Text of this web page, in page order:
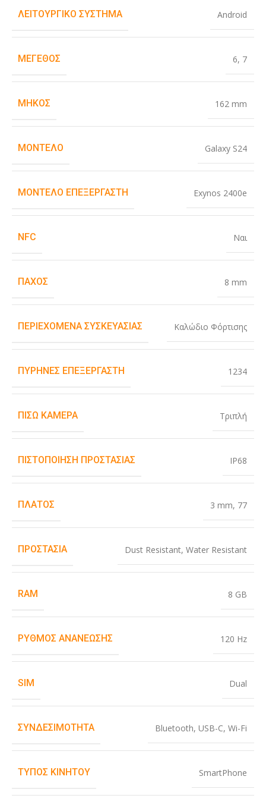
ΛΕΙΤΟΥΡΓΙΚΌ ΣΎΣΤΗΜΑ Android
ΜΈΓΕΘΟΣ 6, 7
ΜΉΚΟΣ 162 mm
ΜΟΝΤΈΛΟ Galaxy S24
ΜΟΝΤΈΛΟ ΕΠΕΞΕΡΓΑΣΤΉ Exynos 2400e
NFC Ναι
ΠΆΧΟΣ 8 mm
ΠΕΡΙΕΧΌΜΕΝΑ ΣΥΣΚΕΥΑΣΊΑΣ Καλώδιο Φόρτισης
ΠΥΡΉΝΕΣ ΕΠΕΞΕΡΓΑΣΤΉ 1234
ΠΊΣΩ ΚΆΜΕΡΑ Τριπλή
ΠΙΣΤΟΠΟΊΗΣΗ ΠΡΟΣΤΑΣΊΑΣ IP68
ΠΛΆΤΟΣ 3 mm, 77
ΠΡΟΣΤΑΣΊΑ Dust Resistant, Water Resistant
RAM 8 GB
ΡΥΘΜΌΣ ΑΝΑΝΈΩΣΗΣ 120 Hz
SIM Dual
ΣΥΝΔΕΣΙΜΌΤΗΤΑ Bluetooth, USB-C, Wi-Fi
ΤΎΠΟΣ ΚΙΝΗΤΟΎ SmartPhone